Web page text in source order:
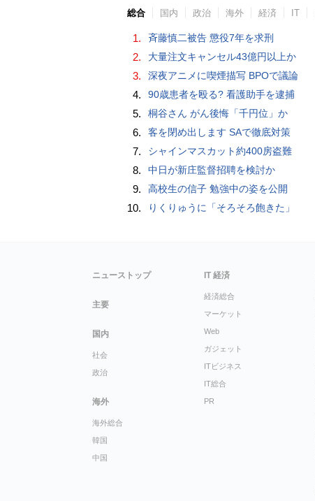
総合 国内 政治 海外 経済 IT
1. 斉藤慎二被告 懲役7年を求刑
2. 大量注文キャンセル43億円以上か
3. 深夜アニメに喫煙描写 BPOで議論
4. 90歳患者を殴る? 看護助手を逮捕
5. 桐谷さん がん後悔「千円位」か
6. 客を閉め出します SAで徹底対策
7. シャインマスカット約400房盗難
8. 中日が新庄監督招聘を検討か
9. 高校生の信子 勉強中の姿を公開
10. りくりゅうに「そろそろ飽きた」
ニューストップ
主要
国内
社会
政治
海外
海外総合
韓国
中国
IT 経済
経済総合
マーケット
Web
ガジェット
ITビジネス
IT総合
PR